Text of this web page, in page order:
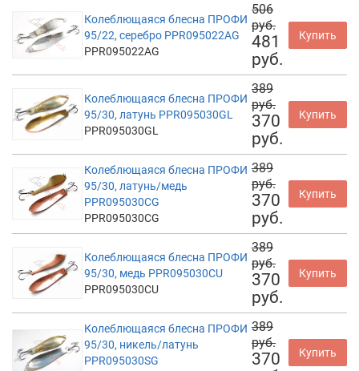
Колеблющаяся блесна ПРОФИ
95/22, серебро PPR095022AG
PPR095022AG
506
руб.
481
руб.
Купить
Колеблющаяся блесна ПРОФИ
95/30, латунь PPR095030GL
PPR095030GL
389
руб.
370
руб.
Купить
Колеблющаяся блесна ПРОФИ
95/30, латунь/медь
PPR095030CG
PPR095030CG
389
руб.
370
руб.
Купить
Колеблющаяся блесна ПРОФИ
95/30, медь PPR095030CU
PPR095030CU
389
руб.
370
руб.
Купить
Колеблющаяся блесна ПРОФИ
95/30, никель/латунь
PPR095030SG
389
руб.
370
Купить